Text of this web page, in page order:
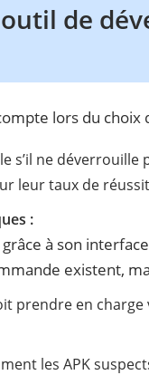
de
lors du choix
s’il ne déverrouille
leur taux de
:
à son
existent,
prendre en
les APK